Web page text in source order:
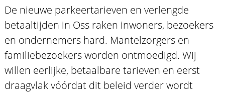
De nieuwe parkeertarieven en verlengde
betaaltijden in Oss raken inwoners, bezoekers
en ondernemers hard. Mantelzorgers en
familiebezoekers worden ontmoedigd. Wij
willen eerlijke, betaalbare tarieven en eerst
draagvlak vóórdat dit beleid verder wordt